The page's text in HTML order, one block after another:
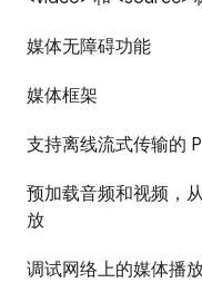
媒体无障碍功能
媒体框架
支持离线流式传输的
预加载音频和视频，
放
调试网络上的媒体播